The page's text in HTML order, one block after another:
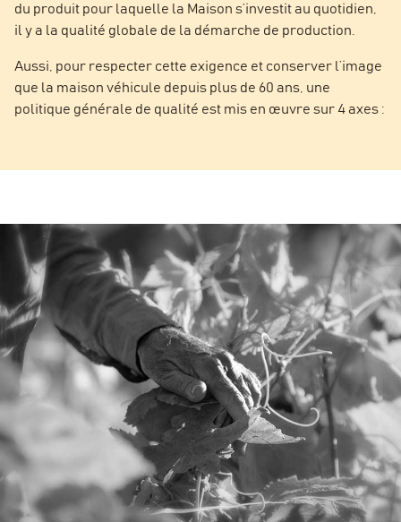
du produit pour laquelle la Maison s’investit au quotidien,
il y a la qualité globale de la démarche de production.
Aussi, pour respecter cette exigence et conserver l’image
que la maison véhicule depuis plus de 60 ans, une
politique générale de qualité est mis en œuvre sur 4 axes :